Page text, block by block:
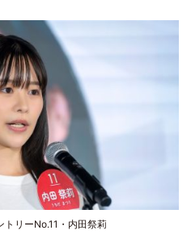
トリーNo.11・内田祭莉